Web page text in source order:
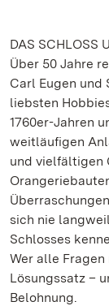
DAS SCHLOSS
Über 50 Jahre
Carl Eugen und
liebsten
1760er-Jahren
weitläufigen
und vielfältigen
sich nie
Schlosses
Wer alle
Lösungssatz –
Belohnung.